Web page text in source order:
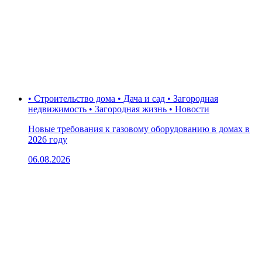
• Строительство дома • Дача и сад • Загородная
недвижимость • Загородная жизнь • Новости
Новые требования к газовому оборудованию в домах в
2026 году
06.08.2026